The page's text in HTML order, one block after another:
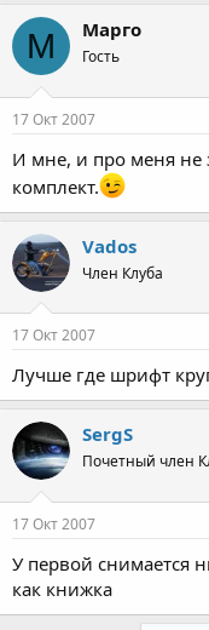
М Марго
Гость
17 Окт 2007
И мне, и про меня не
комплект.
Vados
Член Клуба
17 Окт 2007
Лучше где шрифт
SergS
Почетный член
17 Окт 2007
У первой снимается
как книжка